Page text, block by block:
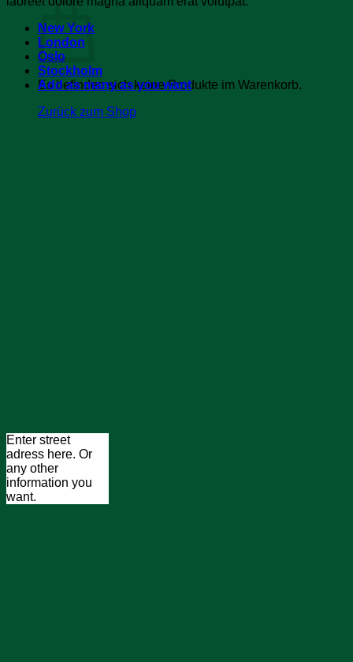
Es befinden sich keine Produkte im Warenkorb.
Zurück zum Shop
New York
London
Oslo
Stockholm
Add as many as you want
Enter street
adress here. Or
any other
information you
want.